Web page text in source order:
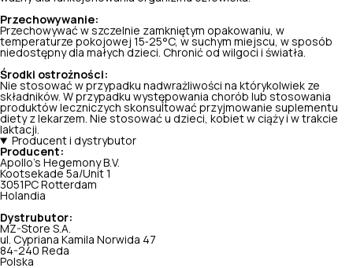
Przechowywanie:
Przechowywać w szczelnie zamkniętym opakowaniu, w
temperaturze pokojowej 15‑25°C, w suchym miejscu, w sposób
niedostępny dla małych dzieci. Chronić od wilgoci i światła.
Środki ostrożności:
Nie stosować w przypadku nadwrażliwości na którykolwiek ze
składników. W przypadku występowania chorób lub stosowania
produktów leczniczych skonsultować przyjmowanie suplementu
diety z lekarzem. Nie stosować u dzieci, kobiet w ciąży i w trakcie
laktacji.
Producent i dystrybutor
Producent:
Apollo's Hegemony B.V.
Kootsekade 5a/Unit 1
3051PC Rotterdam
Holandia
Dystrubutor:
MZ-Store S.A.
ul. Cypriana Kamila Norwida 47
84-240 Reda
Polska